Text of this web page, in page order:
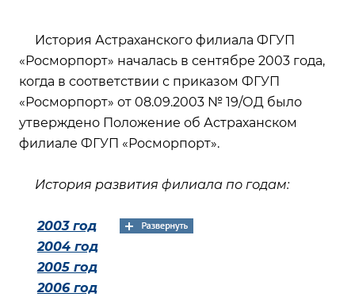
История Астраханского филиала ФГУП
«Росморпорт» началась в сентябре 2003 года,
когда в соответствии с приказом ФГУП
«Росморпорт» от 08.09.2003 № 19/ОД было
утверждено Положение об Астраханском
филиале ФГУП «Росморпорт».
История развития филиала по годам:
2003 год
2004 год
2005 год
2006 год